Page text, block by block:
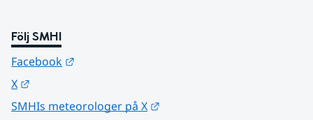
Följ SMHI
Facebook
X
SMHIs meteorologer på X